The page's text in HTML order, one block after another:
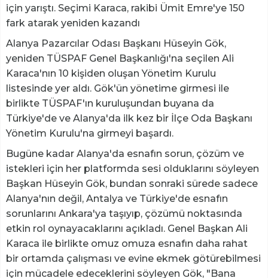
için yarıştı. Seçimi Karaca, rakibi Ümit Emre'ye 150
fark atarak yeniden kazandı
Alanya Pazarcılar Odası Başkanı Hüseyin Gök,
yeniden TÜSPAF Genel Başkanlığı'na seçilen Ali
Karaca'nın 10 kişiden oluşan Yönetim Kurulu
listesinde yer aldı. Gök'ün yönetime girmesi ile
birlikte TÜSPAF'ın kuruluşundan buyana da
Türkiye'de ve Alanya'da ilk kez bir İlçe Oda Başkanı
Yönetim Kurulu'na girmeyi başardı.
Bugüne kadar Alanya'da esnafın sorun, çözüm ve
istekleri için her platformda sesi olduklarını söyleyen
Başkan Hüseyin Gök, bundan sonraki sürede sadece
Alanya'nın değil, Antalya ve Türkiye'de esnafın
sorunlarını Ankara'ya taşıyıp, çözümü noktasında
etkin rol oynayacaklarını açıkladı. Genel Başkan Ali
Karaca ile birlikte omuz omuza esnafın daha rahat
bir ortamda çalışması ve evine ekmek götürebilmesi
için mücadele edeceklerini söyleyen Gök, "Bana